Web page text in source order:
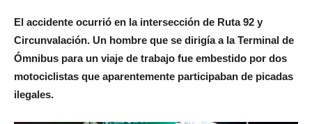
El accidente ocurrió en la intersección de Ruta 92 y
Circunvalación. Un hombre que se dirigía a la Terminal de
Ómnibus para un viaje de trabajo fue embestido por dos
motociclistas que aparentemente participaban de picadas
ilegales.